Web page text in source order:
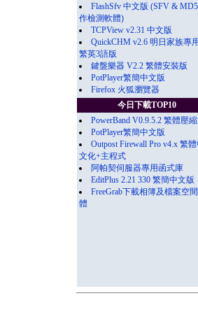
FlashSfv 中文版 (SFV &
作檢測軟體)
TCPView v2.31 中文版
QuickCHM v2.6 明日家族專
繁英3語版
鍵盤樂器 V2.2 繁體安裝版
PotPlayer繁簡中文版
Firefox 火狐瀏覽器
今日下載TOP10
PowerBand V0.9.5.2 繁體壓
PotPlayer繁簡中文版
Outpost Firewall Pro v4.x 繁體
文化+主程式
阿帕契伺服器專用函式庫
EditPlus 2.21 330 繁簡中文版
FreeGrab下載相簿及檔案空
體